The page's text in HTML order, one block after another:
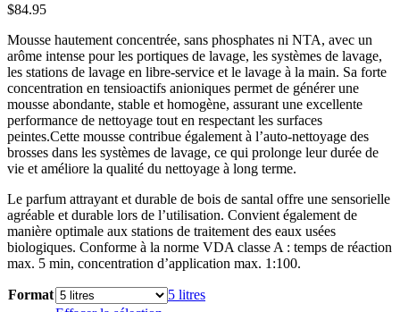
$84.95
Mousse hautement concentrée, sans phosphates ni NTA, avec un
arôme intense pour les portiques de lavage, les systèmes de lavage,
les stations de lavage en libre-service et le lavage à la main. Sa forte
concentration en tensioactifs anioniques permet de générer une
mousse abondante, stable et homogène, assurant une excellente
performance de nettoyage tout en respectant les surfaces
peintes.Cette mousse contribue également à l’auto-nettoyage des
brosses dans les systèmes de lavage, ce qui prolonge leur durée de
vie et améliore la qualité du nettoyage à long terme.
Le parfum attrayant et durable de bois de santal offre une sensorielle
agréable et durable lors de l’utilisation. Convient également de
manière optimale aux stations de traitement des eaux usées
biologiques. Conforme à la norme VDA classe A : temps de réaction
max. 5 min, concentration d’application max. 1:100.
Format
5 litres